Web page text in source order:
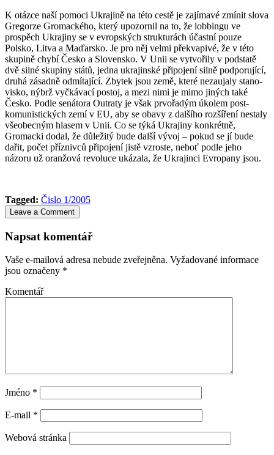
K otázce naší pomoci Ukrajině na této cestě je zajímavé zmínit slova
Gregorze Gromackého, který upozornil na to, že lob­bingu ve
prospěch Ukrajiny se v evropských strukturách účastní pouze
Polsko, Litva a Maďarsko. Je pro něj velmi pře­kvapivé, že v této
skupině chybí Česko a Slovensko. V Unii se vytvořily v podstatě
dvě silné skupiny států, jedna ukrajinské připojení silně podporující,
druhá zá­sadně odmítající. Zbytek jsou země, které ne­za­­ujaly sta­no­
visko, nýbrž vyčkávací postoj, a mezi nimi je mimo jiných také
Česko. Podle senátora Outraty je však prvo­řa­dým úkolem post­
komunistických zemí v EU, aby se obavy z dalšího rozšíření nestaly
všeobecným hlasem v Unii. Co se týká Ukrajiny konkrétně,
Gromacki dodal, že důležitý bude další vývoj – pokud se jí bude
dařit, počet příznivců připojení jistě vzroste, neboť podle jeho
názoru už oran­žová revoluce ukázala, že Ukrajinci Ev­ro­pany jsou.
Tagged: Čislo 1/2005
Leave a Comment
Napsat komentář
Vaše e-mailová adresa nebude zveřejněna. Vyžadované informace
jsou označeny *
Komentář
Jméno *
E-mail *
Webová stránka